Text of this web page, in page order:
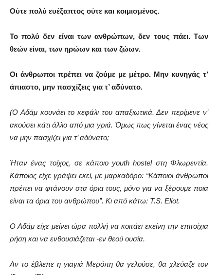
Ούτε πολύ ευέξαπτος ούτε και κοιμισμένος.
Το πολύ δεν είναι των ανθρώπων, δεν τους πάει. Των
θεών είναι, των ηρώων και των ζώων.
Οι άνθρωποι πρέπει να ζούμε με μέτρο. Μην κυνηγάς τ’
άπιαστο, μην πασχίζεις για τ’ αδύνατο.
(Ο Αδάμ κουνάει το κεφάλι του απαξιωτικά. Δεν περίμενε ν’
ακούσει κάτι άλλο από μια γριά. Όμως πως γίνεται ένας νέος
να μην πασχίζει για τ’ αδύνατο;
Ήταν ένας τοίχος, σε κάποιο youth hostel στη Φλωρεντία.
Κάποιος είχε γράψει εκεί, με μαρκαδόρο: “Κάποιοι άνθρωποι
πρέπει να φτάνουν στα όρια τους, μόνο για να ξέρουμε ποια
είναι τα όρια του ανθρώπου”. Κι από κάτω: T.S. Eliot.
Ο Αδάμ είχε μείνει ώρα πολλή να κοιτάει εκείνη την επιτοίχια
ρήση και να ενθουσιάζεται -εν θεού ουσία.
Αν το έβλεπε η γιαγιά Μερόπη θα γελούσε, θα χλεύαζε τον